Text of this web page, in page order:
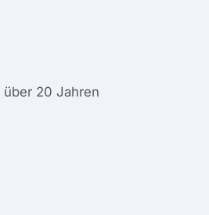
über 20 Jahren